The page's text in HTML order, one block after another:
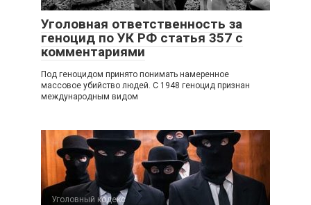
Уголовная ответственность за
геноцид по УК РФ статья 357 с
комментариями
Под геноцидом принято понимать намеренное
массовое убийство людей. С 1948 геноцид признан
международным видом
Уголовный кодекс